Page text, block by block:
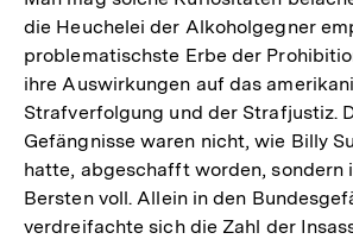
die Heuchelei der Alkoholgegner
problematischste Erbe der
ihre Auswirkungen auf das
Strafverfolgung und der Strafjustiz.
Gefängnisse waren nicht, wie Billy
hatte, abgeschafft worden, sondern
Bersten voll. Allein in den
verdreifachte sich die Zahl der